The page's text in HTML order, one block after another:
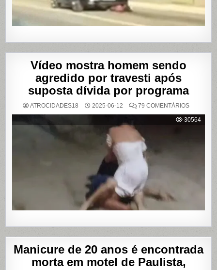
SÃO
PAULO
Vídeo mostra homem sendo
agredido por travesti após
suposta dívida por programa
ATROCIDADES18 2025-06-12 79 COMENTÁRIOSEM
MOSTRA
HOMEM
30564
Manicure de 20 anos é encontrada
morta em motel de Paulista,